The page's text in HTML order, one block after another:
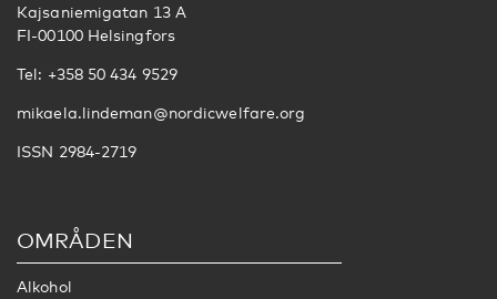
Kajsaniemigatan 13 A
FI-00100 Helsingfors
Tel: +358 50 434 9529
mikaela.lindeman@nordicwelfare.org
ISSN 2984-2719
OMRÅDEN
Alkohol